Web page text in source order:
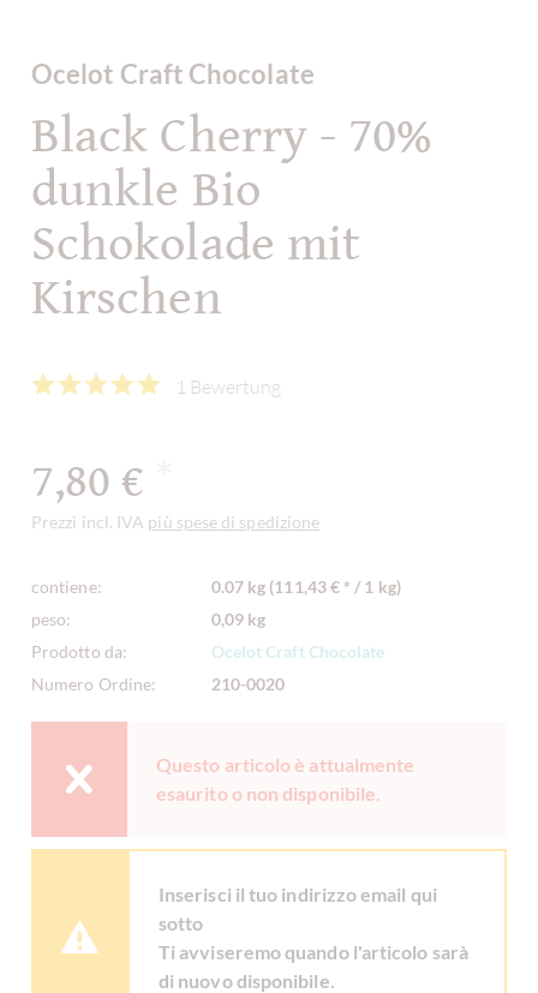
Ocelot Craft Chocolate
Black Cherry - 70%
dunkle Bio
Schokolade mit
Kirschen
1 Bewertung
7,80 €
Prezzi incl. IVA più spese di spedizione
contiene:
0.07 kg (111,43 € * / 1 kg)
peso:
0,09 kg
Prodotto da:
Ocelot Craft Chocolate
Numero Ordine:
210-0020
Questo articolo è attualmente
esaurito o non disponibile.
Inserisci il tuo indirizzo email qui
sotto
Ti avviseremo quando l'articolo sarà
di nuovo disponibile.